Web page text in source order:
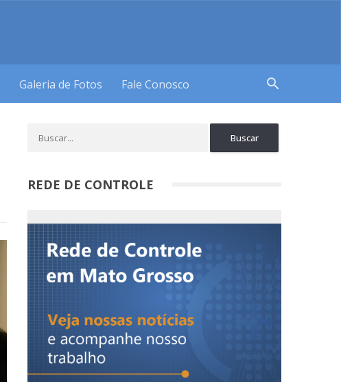
Galeria de Fotos Fale Conosco search
REDE DE CONTROLE